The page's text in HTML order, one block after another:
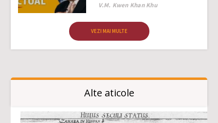
Author
V.M. Kwen Khan Khu
VEZI MAI MULTE
Alte aticole